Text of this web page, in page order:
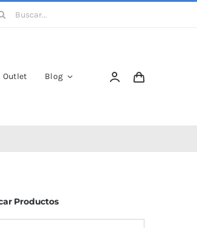
Outlet Blog
Productos